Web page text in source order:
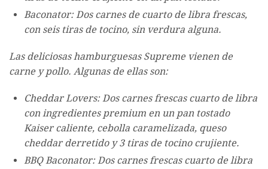
Baconator: Dos carnes de cuarto de libra frescas,
con seis tiras de tocino, sin verdura alguna.
Las deliciosas hamburguesas Supreme vienen de
carne y pollo. Algunas de ellas son:
Cheddar Lovers: Dos carnes frescas cuarto de libra
con ingredientes premium en un pan tostado
Kaiser caliente, cebolla caramelizada, queso
cheddar derretido y 3 tiras de tocino crujiente.
BBQ Baconator: Dos carnes frescas cuarto de libra